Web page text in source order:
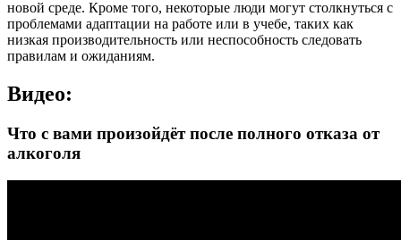
новой среде. Кроме того, некоторые люди могут столкнуться с
проблемами адаптации на работе или в учебе, таких как
низкая производительность или неспособность следовать
правилам и ожиданиям.
Видео:
Что с вами произойдёт после полного отказа от
алкоголя